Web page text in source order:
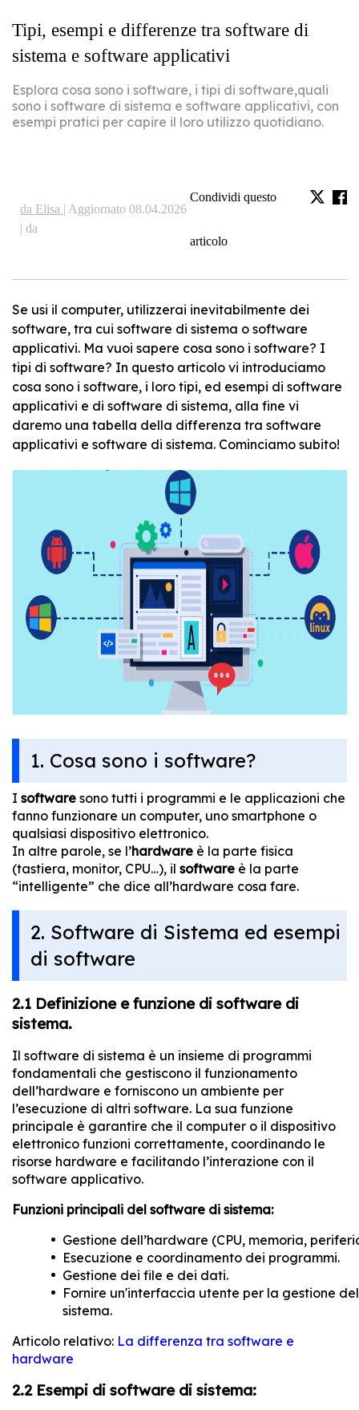
Tipi, esempi e differenze tra software di
sistema e software applicativi
Esplora cosa sono i software, i tipi di software,quali
sono i software di sistema e software applicativi, con
esempi pratici per capire il loro utilizzo quotidiano.
da Elisa | Aggiornato 08.04.2026
| da
Condividi questo
articolo
Se usi il computer, utilizzerai inevitabilmente dei
software, tra cui software di sistema o software
applicativi. Ma vuoi sapere cosa sono i software? I
tipi di software? In questo articolo vi introduciamo
cosa sono i software, i loro tipi, ed esempi di software
applicativi e di software di sistema, alla fine vi
daremo una tabella della differenza tra software
applicativi e software di sistema. Cominciamo subito!
1. Cosa sono i software?
I software sono tutti i programmi e le applicazioni che
fanno funzionare un computer, uno smartphone o
qualsiasi dispositivo elettronico.
In altre parole, se l’hardware è la parte fisica
(tastiera, monitor, CPU…), il software è la parte
“intelligente” che dice all’hardware cosa fare.
2. Software di Sistema ed esempi
di software
2.1 Definizione e funzione di software di
sistema.
Il software di sistema è un insieme di programmi
fondamentali che gestiscono il funzionamento
dell’hardware e forniscono un ambiente per
l’esecuzione di altri software. La sua funzione
principale è garantire che il computer o il dispositivo
elettronico funzioni correttamente, coordinando le
risorse hardware e facilitando l’interazione con il
software applicativo.
Funzioni principali del software di sistema:
Gestione dell’hardware (CPU, memoria,
Esecuzione e coordinamento dei programmi.
Gestione dei file e dei dati.
Fornire un'interfaccia utente per la gestione del
sistema.
Articolo relativo: La differenza tra software e
hardware
2.2 Esempi di software di sistema: